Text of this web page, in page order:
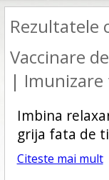
Rezultatele
Vaccinare
|
Imbina
grija fata de
Citeste mai mult